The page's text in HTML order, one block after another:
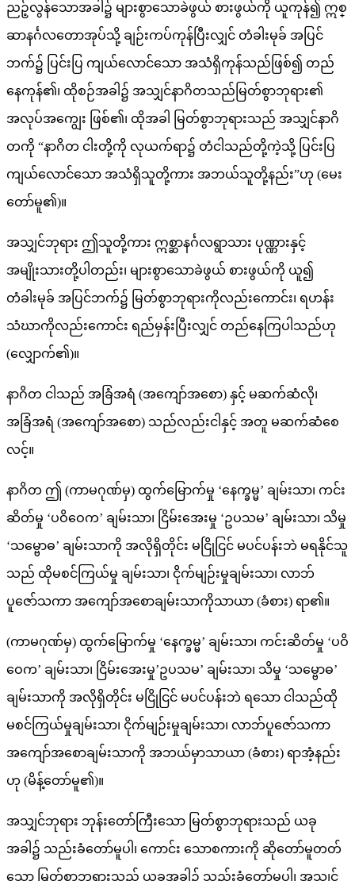
ညဉ့်လွန်သောအခါ၌ များစွာသောခဲဖွယ် စားဖွယ်ကို ယူကုန်၍ ဣစ္
ဆာနင်္ဂလတောအုပ်သို့ ချဉ်းကပ်ကုန်ပြီးလျှင် တံခါးမုခ် အပြင်
ဘက်၌ ပြင်းပြ ကျယ်လောင်သော အသံရှိကုန်သည်ဖြစ်၍ တည်
နေကုန်၏၊ ထိုစဉ်အခါ၌ အသျှင်နာဂိတသည်မြတ်စွာဘုရား၏
အလုပ်အကျွေး ဖြစ်၏၊ ထိုအခါ မြတ်စွာဘုရားသည် အသျှင်နာဂိ
တကို “နာဂိတ ငါးတို့ကို လုယက်ရာ၌ တံငါသည်တို့ကဲ့သို့ ပြင်းပြ
ကျယ်လောင်သော အသံရှိသူတို့ကား အဘယ်သူတို့နည်း”ဟု (မေး
တော်မူ၏)။
အသျှင်ဘုရား ဤသူတို့ကား ဣစ္ဆာနင်္ဂလရွာသား ပုဏ္ဏားနှင့်
အမျိုးသားတို့ပါတည်း၊ များစွာသောခဲဖွယ် စားဖွယ်ကို ယူ၍
တံခါးမုခ် အပြင်ဘက်၌ မြတ်စွာဘုရားကိုလည်းကောင်း၊ ရဟန်း
သံဃာကိုလည်းကောင်း ရည်မှန်းပြီးလျှင် တည်နေကြပါသည်ဟု
(လျှောက်၏)။
နာဂိတ ငါသည် အခြံအရံ (အကျော်အစော) နှင့် မဆက်ဆံလို၊
အခြံအရံ (အကျော်အစော) သည်လည်းငါနှင့် အတူ မဆက်ဆံစေ
လင့်။
နာဂိတ ဤ (ကာမဂုဏ်မှ) ထွက်မြောက်မှု ‘နေက္ခမ္မ’ ချမ်းသာ၊ ကင်း
ဆိတ်မှု ‘ပဝိဝေက’ ချမ်းသာ၊ ငြိမ်းအေးမှု ‘ဥပသမ’ ချမ်းသာ၊ သိမှု
‘သမ္ဗောဓ’ ချမ်းသာကို အလိုရှိတိုင်း မငြိုငြင် မပင်ပန်းဘဲ မရနိုင်သူ
သည် ထိုမစင်ကြယ်မှု ချမ်းသာ၊ ငိုက်မျဉ်းမှုချမ်းသာ၊ လာဘ်
ပူဇော်သကာ အကျော်အစောချမ်းသာကိုသာယာ (ခံစား) ရာ၏။
(ကာမဂုဏ်မှ) ထွက်မြောက်မှု ‘နေက္ခမ္မ’ ချမ်းသာ၊ ကင်းဆိတ်မှု ‘ပဝိ
ဝေက’ ချမ်းသာ၊ ငြိမ်းအေးမှု’ဥပသမ’ ချမ်းသာ၊ သိမှု ‘သမ္ဗောဓ’
ချမ်းသာကို အလိုရှိတိုင်း မငြိုငြင် မပင်ပန်းဘဲ ရသော ငါသည်ထို
မစင်ကြယ်မှုချမ်းသာ၊ ငိုက်မျဉ်းမှုချမ်းသာ၊ လာဘ်ပူဇော်သကာ
အကျော်အစောချမ်းသာကို အဘယ်မှာသာယာ (ခံစား) ရာအံ့နည်း
ဟု (မိန့်တော်မူ၏)။
အသျှင်ဘုရား ဘုန်းတော်ကြီးသော မြတ်စွာဘုရားသည် ယခု
အခါ၌ သည်းခံတော်မူပါ၊ ကောင်း သောစကားကို ဆိုတော်မူတတ်
သော မြတ်စွာဘုရားသည် ယခုအခါ၌ သည်းခံတော်မူပါ၊ အသျှင်